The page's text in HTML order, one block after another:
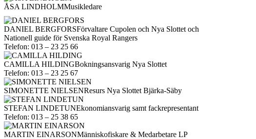
ÅSA LINDHOLMMusikledare
DANIEL BERGFORSFörvaltare Cupolen och Nya Slottet och
Nationell guide för Svenska Royal Rangers
Telefon: 013 – 23 25 66
CAMILLA HILDINGBokningsansvarig Nya Slottet
Telefon: 013 – 23 25 67
SIMONETTE NIELSENResurs Nya Slottet Bjärka-Säby
STEFAN LINDETUNEkonomiansvarig samt fackrepresentant
Telefon: 013 – 25 38 65
MARTIN EINARSONMänniskofiskare & Medarbetare LP